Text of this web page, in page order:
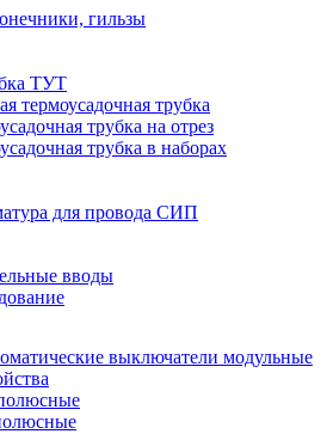
гильзы
ТУТ
термоусадочная трубка
трубка на отрез
трубка в наборах
для провода СИП
вводы
выключатели модульные